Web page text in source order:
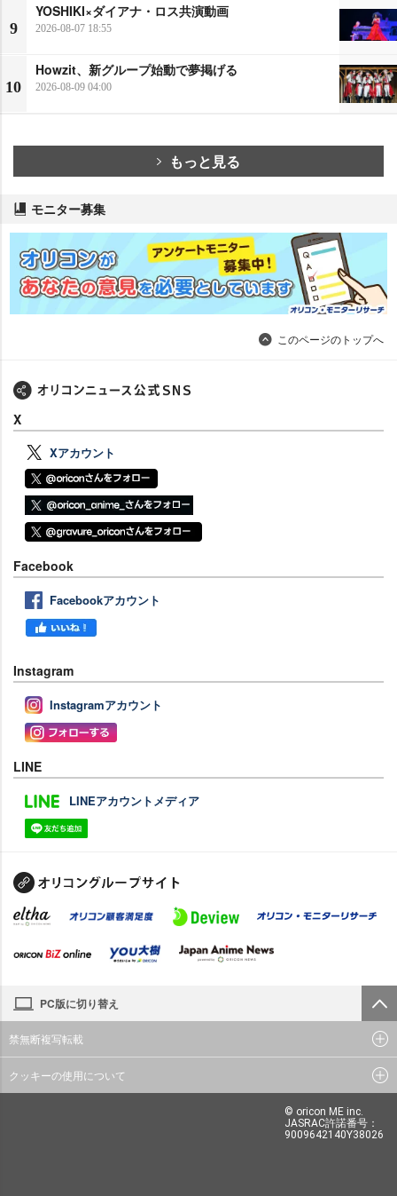
9
YOSHIKI×ダイアナ・ロス共演動画
2026-08-07 18:55
10
Howzit、新グループ始動で夢掲げる
2026-08-09 04:00
もっと見る
モニター募集
このページのトップへ
X
Xアカウント
Facebook
Facebookアカウント
Instagram
Instagramアカウント
LINE
LINEアカウントメディア
PC版に切り替え
禁無断複写転載
クッキーの使用について
© oricon ME inc.
JASRAC許諾番号：
9009642140Y38026